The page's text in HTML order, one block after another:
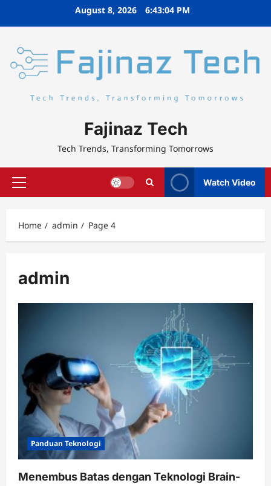
August 8, 2026 6:43:05 PM
Fajinaz Tech
Tech Trends, Transforming Tomorrows
Primary
Watch Video
Home admin Page 4
admin
Panduan Teknologi
Menembus Batas dengan Teknologi Brain-